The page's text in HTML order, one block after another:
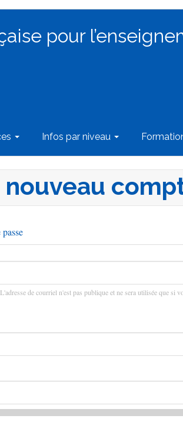
pour
Infos par niveau
nouveau
de courriel n'est pas publique et ne sera utilisée que si